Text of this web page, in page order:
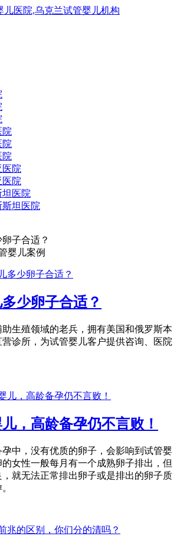
院
院
院
医院
医院
坦医院
坦医院
婴儿案例
少卵子合适？
生殖领域的老兵，拥有美国和俄罗斯本
诊所，为试管婴儿客户提供咨询、医院
，高龄备孕仍不言败！
中，没有优质的卵子，会影响到试管婴
的女性一般每月有一个成熟卵子排出，但
就无法正常排出卵子或是排出的卵子质